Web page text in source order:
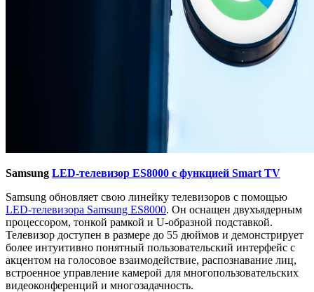
Samsung LED-телевизор ES8000 с функцией Smart TV
Samsung обновляет свою линейку телевизоров с помощью
LED-телевизора Samsung ES8000. Он оснащен двухъядерным
процессором, тонкой рамкой и U-образной подставкой.
Телевизор доступен в размере до 55 дюймов и демонстрирует
более интуитивно понятный пользовательский интерфейс с
акцентом на голосовое взаимодействие, распознавание лиц,
встроенное управление камерой для многопользовательских
видеоконференций и многозадачность.